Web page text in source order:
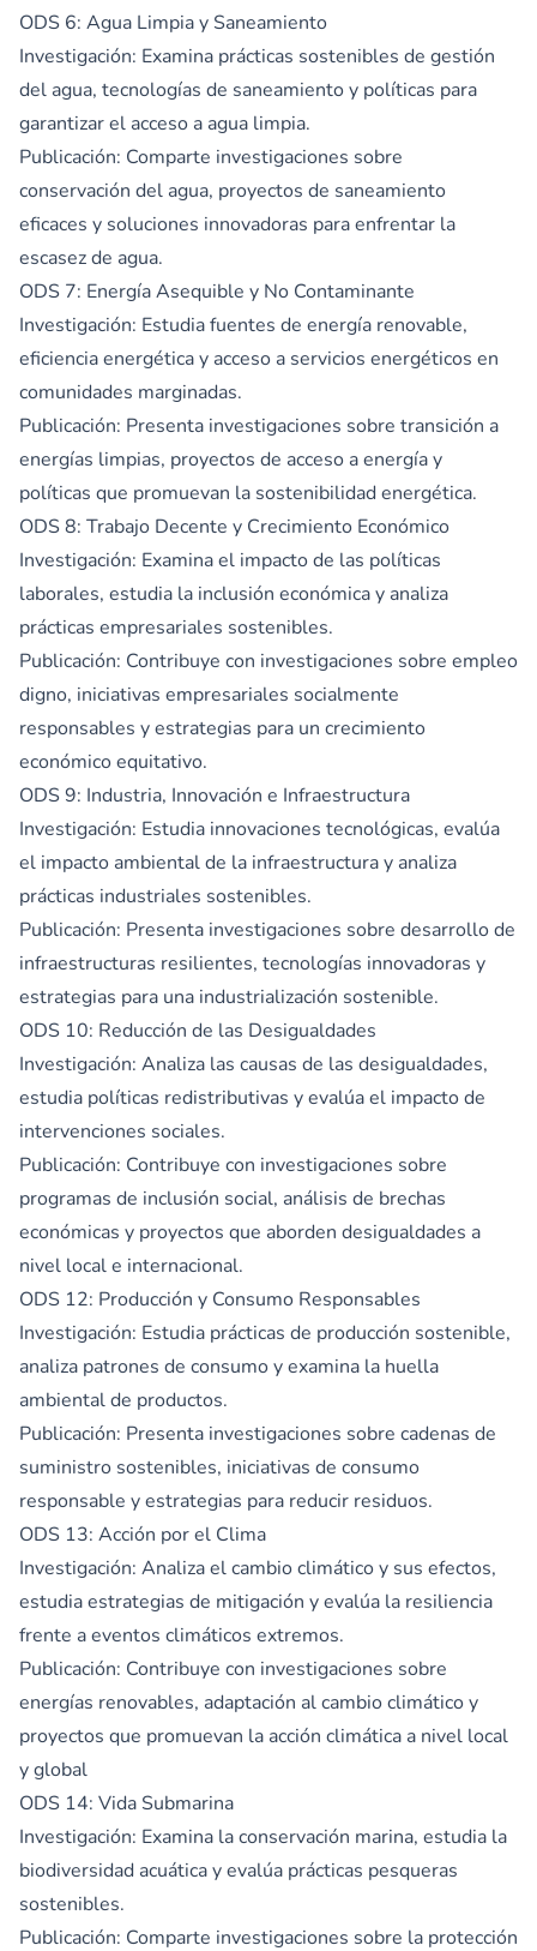
ODS 6: Agua Limpia y Saneamiento
Investigación: Examina prácticas sostenibles de gestión
del agua, tecnologías de saneamiento y políticas para
garantizar el acceso a agua limpia.
Publicación: Comparte investigaciones sobre
conservación del agua, proyectos de saneamiento
eficaces y soluciones innovadoras para enfrentar la
escasez de agua.
ODS 7: Energía Asequible y No Contaminante
Investigación: Estudia fuentes de energía renovable,
eficiencia energética y acceso a servicios energéticos en
comunidades marginadas.
Publicación: Presenta investigaciones sobre transición a
energías limpias, proyectos de acceso a energía y
políticas que promuevan la sostenibilidad energética.
ODS 8: Trabajo Decente y Crecimiento Económico
Investigación: Examina el impacto de las políticas
laborales, estudia la inclusión económica y analiza
prácticas empresariales sostenibles.
Publicación: Contribuye con investigaciones sobre empleo
digno, iniciativas empresariales socialmente
responsables y estrategias para un crecimiento
económico equitativo.
ODS 9: Industria, Innovación e Infraestructura
Investigación: Estudia innovaciones tecnológicas, evalúa
el impacto ambiental de la infraestructura y analiza
prácticas industriales sostenibles.
Publicación: Presenta investigaciones sobre desarrollo de
infraestructuras resilientes, tecnologías innovadoras y
estrategias para una industrialización sostenible.
ODS 10: Reducción de las Desigualdades
Investigación: Analiza las causas de las desigualdades,
estudia políticas redistributivas y evalúa el impacto de
intervenciones sociales.
Publicación: Contribuye con investigaciones sobre
programas de inclusión social, análisis de brechas
económicas y proyectos que aborden desigualdades a
nivel local e internacional.
ODS 12: Producción y Consumo Responsables
Investigación: Estudia prácticas de producción sostenible,
analiza patrones de consumo y examina la huella
ambiental de productos.
Publicación: Presenta investigaciones sobre cadenas de
suministro sostenibles, iniciativas de consumo
responsable y estrategias para reducir residuos.
ODS 13: Acción por el Clima
Investigación: Analiza el cambio climático y sus efectos,
estudia estrategias de mitigación y evalúa la resiliencia
frente a eventos climáticos extremos.
Publicación: Contribuye con investigaciones sobre
energías renovables, adaptación al cambio climático y
proyectos que promuevan la acción climática a nivel local
y global
ODS 14: Vida Submarina
Investigación: Examina la conservación marina, estudia la
biodiversidad acuática y evalúa prácticas pesqueras
sostenibles.
Publicación: Comparte investigaciones sobre la protección